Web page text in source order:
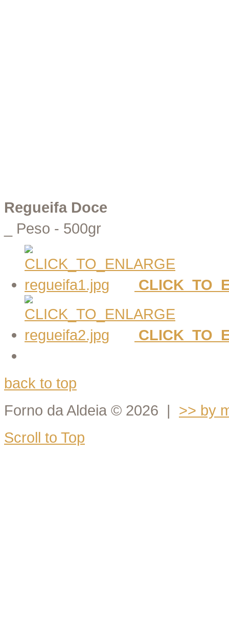
Regueifa Doce
_ Peso - 500gr
back to top
Forno da Aldeia © 2026 | >> by
Scroll to Top